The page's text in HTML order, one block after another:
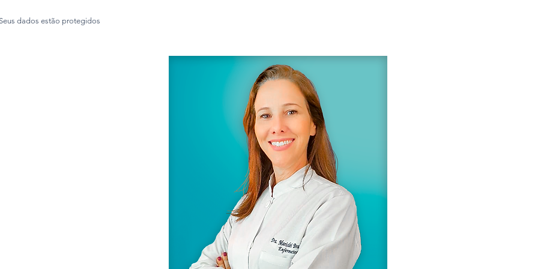
Seus dados estão protegidos